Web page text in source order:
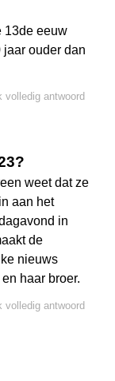
13de eeuw
ouder dan
volledig antwoord
weet dat ze
aan het
in
de
nieuws
haar broer.
volledig antwoord